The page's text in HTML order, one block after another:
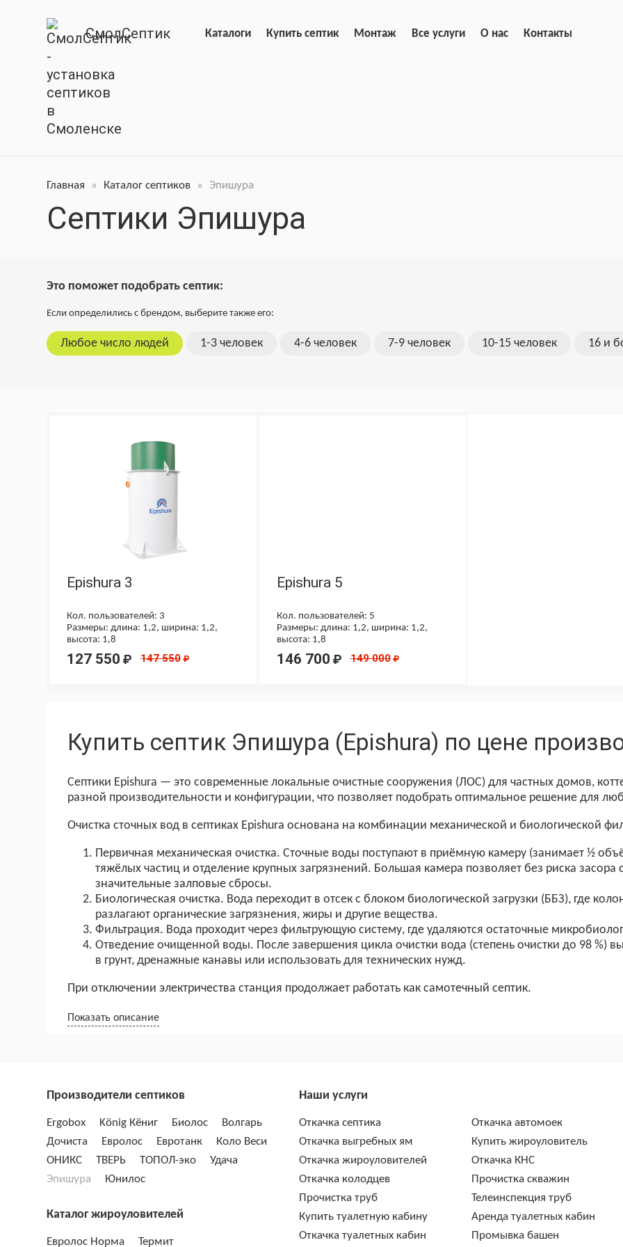
СмолСептик Каталоги Купить септик Монтаж Все услуги О нас Контакты
Главная » Каталог септиков » Эпишура
Септики Эпишура
Это поможет подобрать септик:
Если определились с брендом, выберите также его:
Любое число людей 1-3 человек 4-6 человек 7-9 человек 10-15 человек 16 и
Epishura 3
Кол. пользователей: 3
Размеры: длина: 1,2, ширина: 1,2,
высота: 1,8
127 550 ₽ 147 550 ₽
Epishura 5
Кол. пользователей: 5
Размеры: длина: 1,2, ширина: 1,2,
высота: 1,8
146 700 ₽ 149 000 ₽
Купить септик Эпишура (Epishura) по цене
Септики Epishura — это современные локальные очистные сооружения (ЛОС) для частных домов,
разной производительности и конфигурации, что позволяет подобрать оптимальное решение для
Очистка сточных вод в септиках Epishura основана на комбинации механической и биологической
Первичная механическая очистка. Сточные воды поступают в приёмную камеру (занимает ½
тяжёлых частиц и отделение крупных загрязнений. Большая камера позволяет без риска
значительные залповые сбросы.
Биологическая очистка. Вода переходит в отсек с блоком биологической загрузки (ББЗ), где
разлагают органические загрязнения, жиры и другие вещества.
Фильтрация. Вода проходит через фильтрующую систему, где удаляются остаточные
Отведение очищенной воды. После завершения цикла очистки вода (степень очистки до 98 %)
в грунт, дренажные канавы или использовать для технических нужд.
При отключении электричества станция продолжает работать как самотечный септик.
Показать описание
Производители септиков
Ergobox König Кёниг Биолос
Волгарь
Дочиста
Евролос Евротанк
Коло Веси
ОНИКС
ТВЕРЬ ТОПОЛ-эко
Удача
Эпишура
Юнилос
Каталог жироуловителей
Евролос Норма Термит
Наши услуги
Откачка септика
Откачка автомоек
Откачка выгребных ям
Купить жироуловитель
Откачка жироуловителей
Откачка КНС
Откачка колодцев
Прочистка скважин
Прочистка труб
Телеинспекция труб
Купить туалетную кабину
Аренда туалетных кабин
Откачка туалетных кабин
Промывка башен